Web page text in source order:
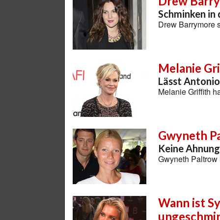
Schminken
Drew Barrymore
Melanie
Lässt
Melanie Griffith
Gwyneth
Keine
Gwyneth
Wann ist